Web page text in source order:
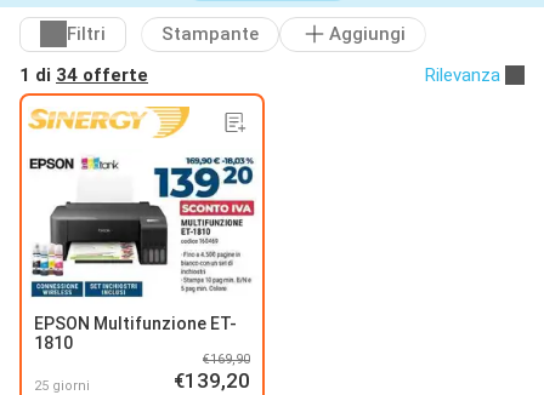
Filtri Stampante
Aggiungi
1 di 34 offerte Rilevanza
EPSON Multifunzione ET-
1810
25 giorni
€169,90
€139,20